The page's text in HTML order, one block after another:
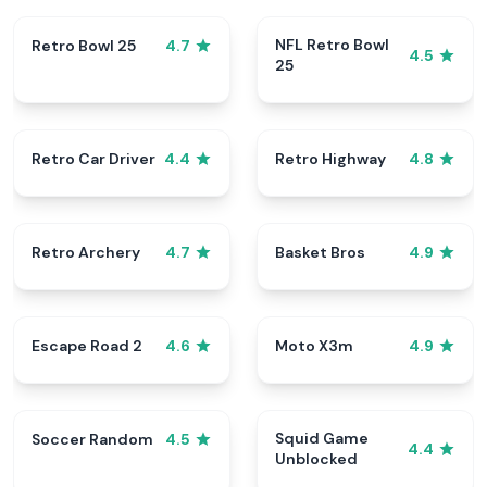
Retro Bowl 25 4.7
NFL Retro Bowl
25
4.5
Retro Car Driver 4.4 Retro Highway 4.8
Retro Archery 4.7 Basket Bros 4.9
Escape Road 2 4.6 Moto X3m 4.9
Soccer Random 4.5
Squid Game
Unblocked
4.4